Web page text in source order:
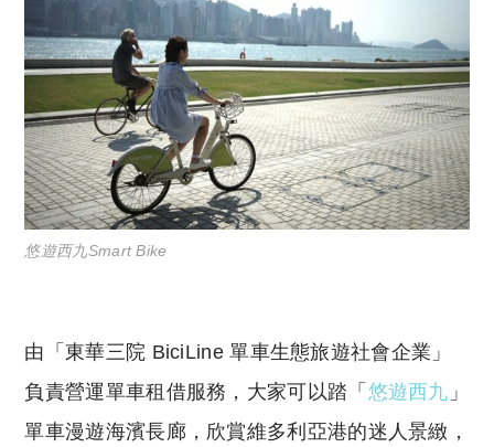
悠遊西九Smart Bike
由「東華三院 BiciLine 單車生態旅遊社會企業」
負責營運單車租借服務，大家可以踏「 悠遊西九 」
單車漫遊海濱長廊，欣賞維多利亞港的迷人景緻，